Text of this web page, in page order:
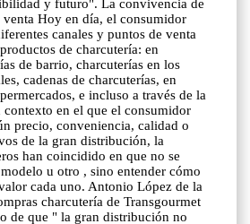
y futuro". La convivencia de
venta Hoy en día, el consumidor
canales y puntos de venta
de charcutería: en
de barrio, charcuterías en los
cadenas de charcuterías, en
e incluso a través de la
en el que el consumidor
precio, conveniencia, calidad o
de la gran distribución, la
han coincidido en que no se
u otro , sino entender cómo
cada uno. Antonio López de la
charcutería de Transgourmet
de que " la gran distribución no